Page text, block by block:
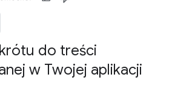
do treści
w Twojej aplikacji